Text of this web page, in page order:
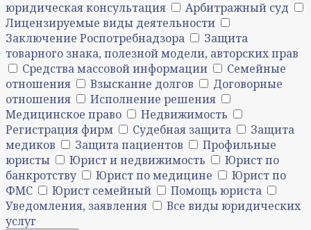
юридическая консультация
Арбитражный суд
Лицензируемые виды деятельности
Заключение Роспотребнадзора
Защита
товарного знака, полезной модели, авторских прав
Средства массовой информации
Семейные
отношения
Взыскание долгов
Договорные
отношения
Исполнение решения
Медицинское право
Недвижимость
Регистрация фирм
Судебная защита
Защита
медиков
Защита пациентов
Профильные
юристы
Юрист и недвижимость
Юрист по
банкротству
Юрист по медицине
Юрист по
ФМС
Юрист семейный
Помощь юриста
Уведомления, заявления
Все виды юридических
услуг